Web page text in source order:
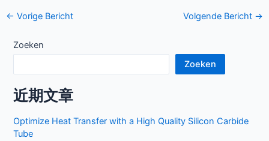
Bericht
← Vorige Bericht Volgende Bericht →
Zoeken
Zoeken
近期文章
Optimize Heat Transfer with a High Quality Silicon Carbide
Tube